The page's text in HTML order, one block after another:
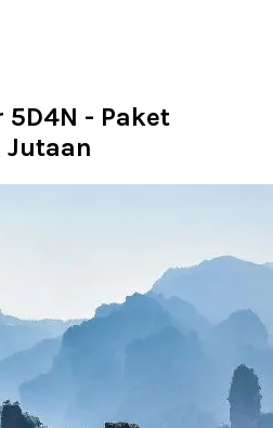
- Paket
Jutaan